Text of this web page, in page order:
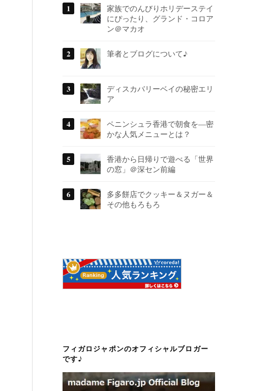
家族でのんびりホリデーステイ
にぴったり、グランド・コロア
ン＠マカオ
筆者とブログについて♪
ディスカバリーベイの秘密エリ
ア
ペニンシュラ香港で朝食を―密
かな人気メニューとは？
香港から日帰りで遊べる「世界
の窓」＠深セン前編
多多餅店でクッキー＆ヌガー＆
その他もろもろ
フィガロジャポンのオフィシャルブロガー
です♪